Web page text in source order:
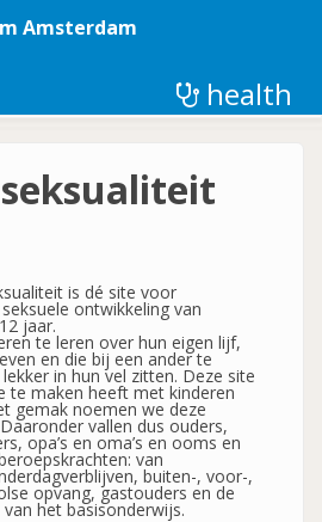
Amsterdam
health
is dé site voor
ontwikkeling van
jaar.
te leren over hun eigen lijf,
en die bij een ander te
in hun vel zitten. Deze site
te maken heeft met kinderen
gemak noemen we deze
Daaronder vallen dus ouders,
opa’s en oma’s en ooms en
van
buiten-, voor-,
opvang, gastouders en de
het basisonderwijs.